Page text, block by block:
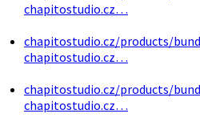
chapitostudio.cz…
chapitostudio.cz/products/
chapitostudio.cz…
chapitostudio.cz/products/
chapitostudio.cz…